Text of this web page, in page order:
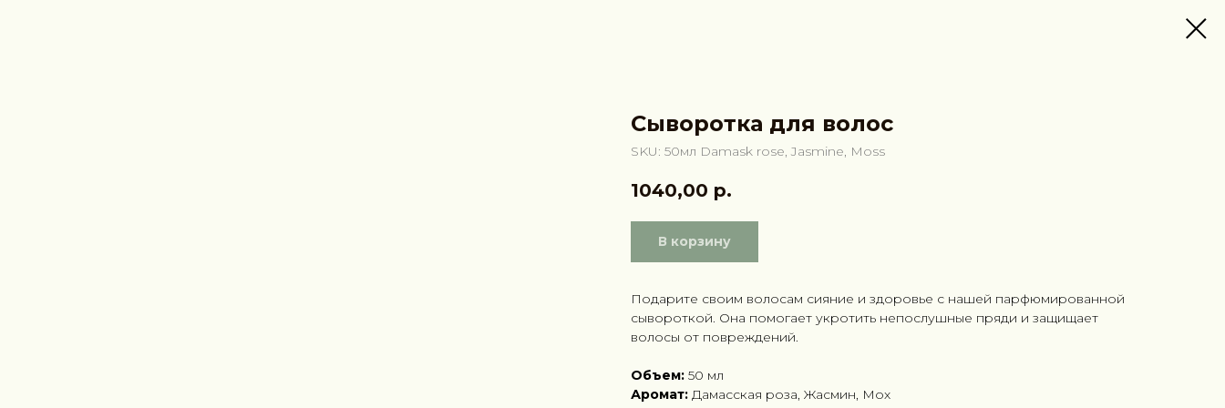
Сыворотка для волос
SKU: 50мл Damask rose, Jasmine, Moss
1040,00 р.
В корзину
Подарите своим волосам сияние и здоровье с нашей парфюмированной
сывороткой. Она помогает укротить непослушные пряди и защищает
волосы от повреждений.
Объем: 50 мл
Аромат: Дамасская роза, Жасмин, Мох